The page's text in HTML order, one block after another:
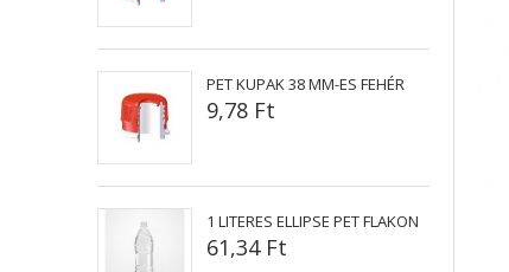
PET KUPAK 38 MM-ES FEHÉR
9,78 Ft
1 LITERES ELLIPSE PET FLAKON
61,34 Ft